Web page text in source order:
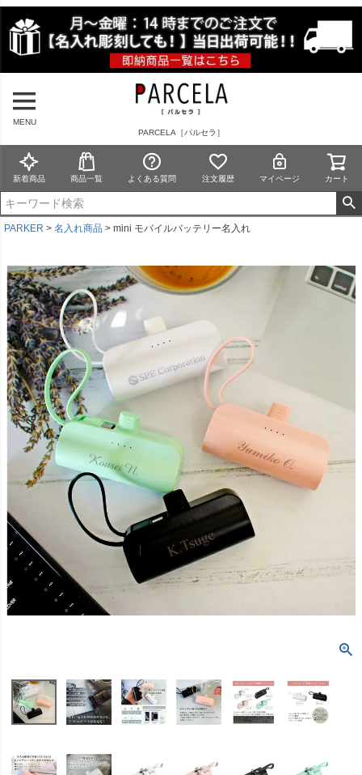
MENU
PARCELA［パルセラ］
新着商品 商品一覧 よくある質問 注文履歴 マイページ カート
PARKER 名入れ商品 mini モバイルバッテリー名入れ